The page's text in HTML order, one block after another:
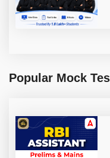
Popular Mock